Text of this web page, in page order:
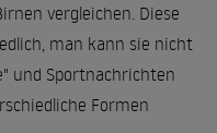
vergleichen. Diese
man kann sie nicht
und Sportnachrichten
Formen